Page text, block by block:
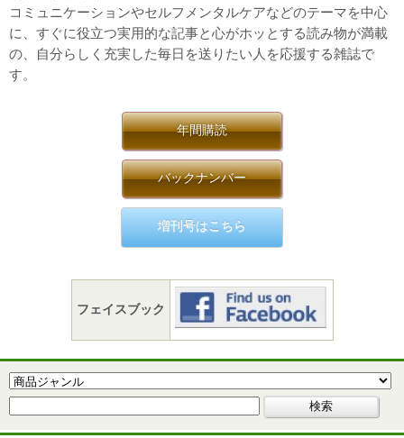
コミュニケーションやセルフメンタルケアなどのテーマを中心
に、すぐに役立つ実用的な記事と心がホッとする読み物が満載
の、自分らしく充実した毎日を送りたい人を応援する雑誌で
す。
年間購読
バックナンバー
増刊号はこちら
フェイスブック